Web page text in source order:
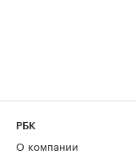
РБК
О компании